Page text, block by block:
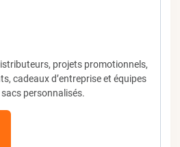
projets promotionnels,
cadeaux d’entreprise et équipes
personnalisés.